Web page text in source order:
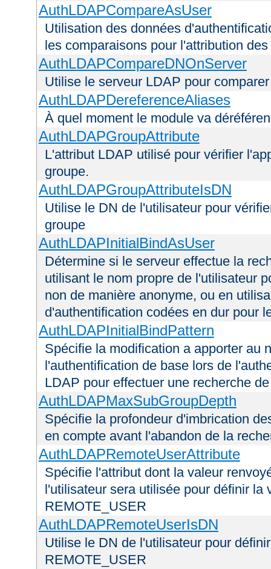
AuthLDAPCompareAsUser
Utilisation des données
les comparaisons pour l'attribution
AuthLDAPCompareDNOnServer
Utilise le serveur LDAP pour
AuthLDAPDereferenceAliases
À quel moment le module va
AuthLDAPGroupAttribute
L'attribut LDAP utilisé pour vérifier
groupe.
AuthLDAPGroupAttributeIsDN
Utilise le DN de l'utilisateur pour
groupe
AuthLDAPInitialBindAsUser
Détermine si le serveur effectue la
utilisant le nom propre de l'utilisateur
non de manière anonyme, ou en
d'authentification codées en dur pour
AuthLDAPInitialBindPattern
Spécifie la modification a apporter au
l'authentification de base lors de
LDAP pour effectuer une recherche
AuthLDAPMaxSubGroupDepth
Spécifie la profondeur d'imbrication
en compte avant l'abandon de la
AuthLDAPRemoteUserAttribute
Spécifie l'attribut dont la valeur
l'utilisateur sera utilisée pour définir la
REMOTE_USER
AuthLDAPRemoteUserIsDN
Utilise le DN de l'utilisateur pour
REMOTE_USER